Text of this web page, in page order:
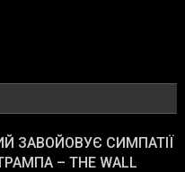
ЗАВОЙОВУЄ СИМПАТІЇ
– THE WALL